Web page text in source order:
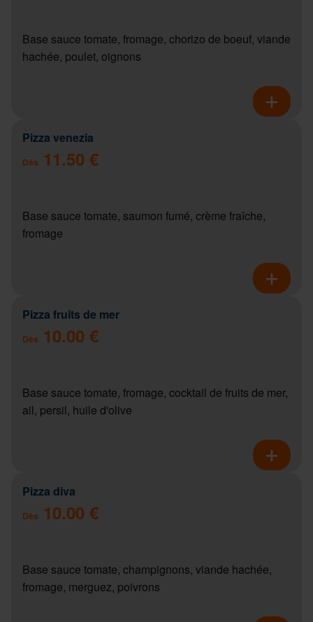
Base sauce tomate, fromage, chorizo de boeuf, viande
hachée, poulet, oignons
Pizza venezia
Dès 11.50 €
Base sauce tomate, saumon fumé, crème fraîche,
fromage
Pizza fruits de mer
Dès 10.00 €
Base sauce tomate, fromage, cocktail de fruits de mer,
ail, persil, huile d'olive
Pizza diva
Dès 10.00 €
Base sauce tomate, champignons, viande hachée,
fromage, merguez, poivrons